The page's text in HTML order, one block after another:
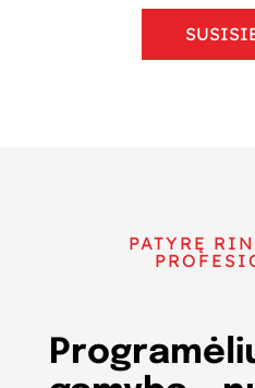
PATYRĘ